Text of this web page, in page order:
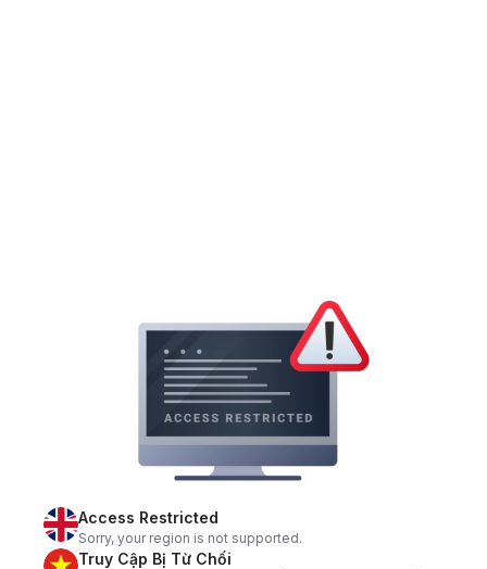
Access Restricted
Sorry, your region is not supported.
Truy Cập Bị Từ Chối